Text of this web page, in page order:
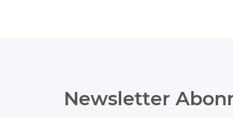
Newsletter